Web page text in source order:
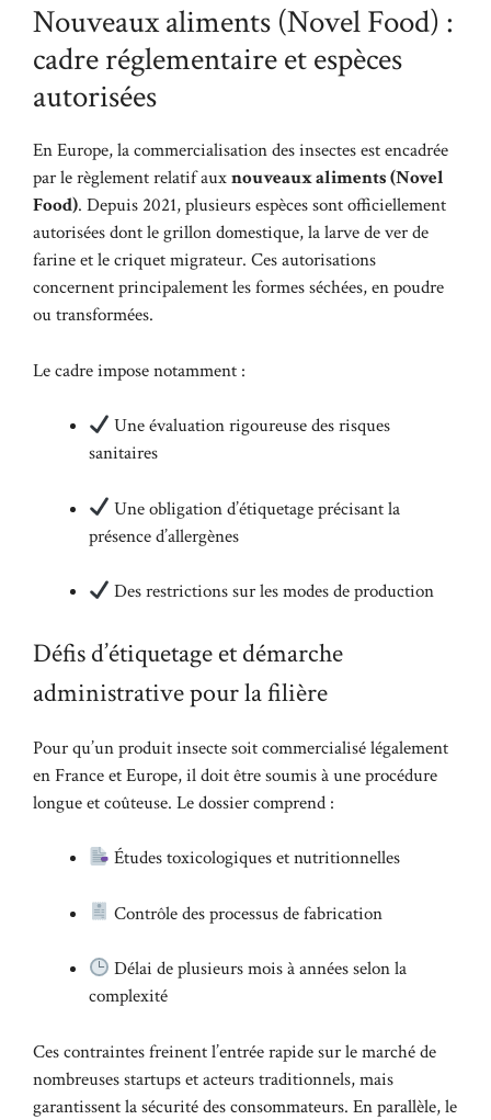
Nouveaux aliments (Novel Food) :
cadre réglementaire et espèces
autorisées
En Europe, la commercialisation des insectes est encadrée
par le règlement relatif auxnouveaux aliments (Novel
Food). Depuis 2021, plusieurs espèces sont officiellement
autorisées dont le grillon domestique, la larve de ver de
farine et le criquet migrateur. Ces autorisations
concernent principalement les formes séchées, en poudre
ou transformées.
Le cadre impose notamment :
Une évaluation rigoureuse des risques
sanitaires
Une obligation d’étiquetage précisant la
présence d’allergènes
Des restrictions sur les modes de production
Défis d’étiquetage et démarche
administrative pour la filière
Pour qu’un produit insecte soit commercialisé légalement
en France et Europe, il doit être soumis à une procédure
longue et coûteuse. Le dossier comprend :
Études toxicologiques et nutritionnelles
Contrôle des processus de fabrication
Délai de plusieurs mois à années selon la
complexité
Ces contraintes freinent l’entrée rapide sur le marché de
nombreuses startups et acteurs traditionnels, mais
garantissent la sécurité des consommateurs. En parallèle, le